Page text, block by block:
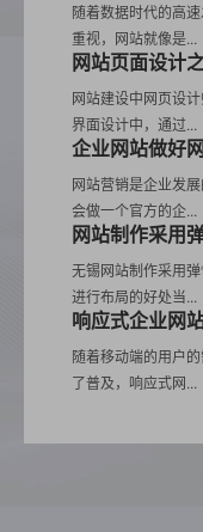
随着数据时代的高
重视，网站就像是...
网站页面设计
网站建设中网页设
界面设计中，通过...
企业网站做好
网站营销是企业发
会做一个官方的企...
网站制作采用
无锡网站制作采用
进行布局的好处当...
响应式企业网
随着移动端的用户
了普及，响应式网...